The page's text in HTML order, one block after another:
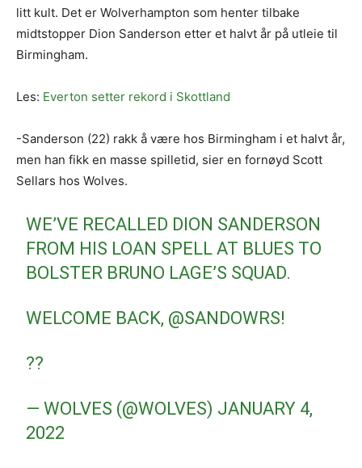
litt kult. Det er Wolverhampton som henter tilbake
midtstopper Dion Sanderson etter et halvt år på utleie til
Birmingham.
Les: Everton setter rekord i Skottland
-Sanderson (22) rakk å være hos Birmingham i et halvt år,
men han fikk en masse spilletid, sier en fornøyd Scott
Sellars hos Wolves.
WE’VE RECALLED DION SANDERSON
FROM HIS LOAN SPELL AT BLUES TO
BOLSTER BRUNO LAGE’S SQUAD.
WELCOME BACK, @SANDOWRS!
??
— WOLVES (@WOLVES) JANUARY 4,
2022